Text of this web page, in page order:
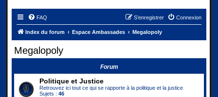
FAQ Connexion
S’enregistrer
Index du forum Espace Ambassades Megalopoly
Megalopoly
Forum
Politique et Justice
Retrouvez ici tout ce qui se rapporte à la politique et la justice
Sujets : 46